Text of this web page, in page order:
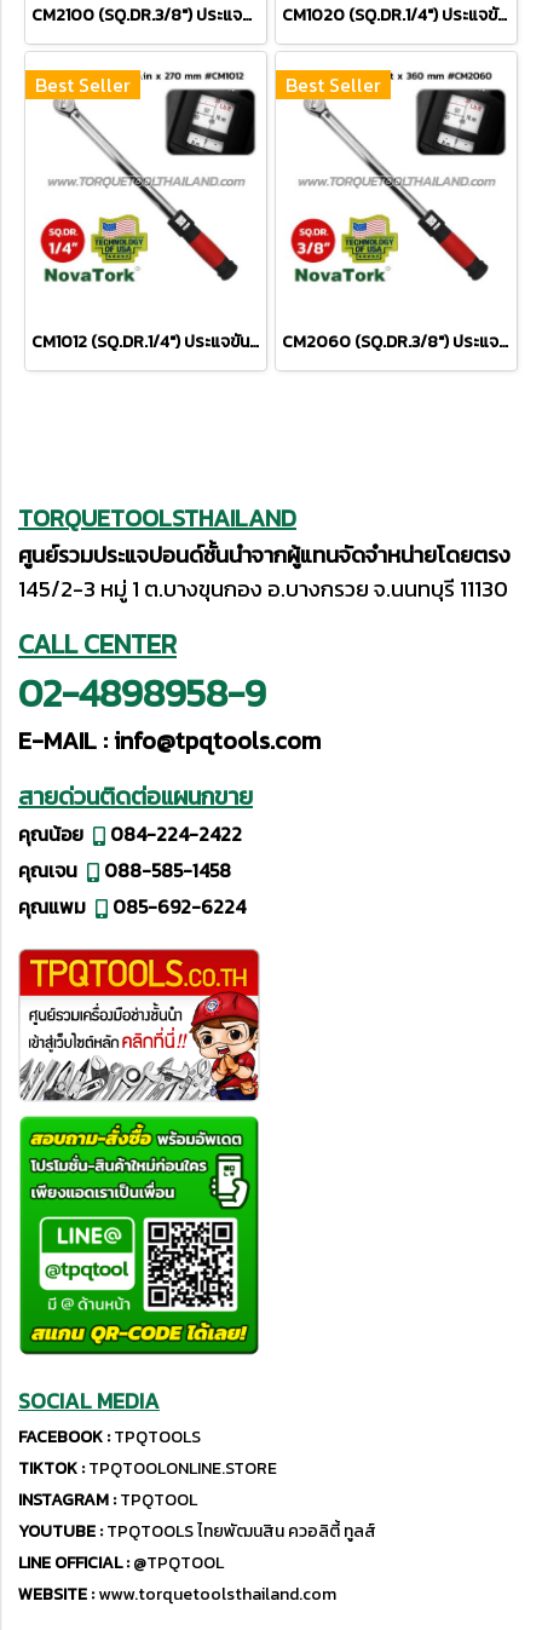
CM2100 (SQ.DR.3/8") ประแจขันปอนด์ 20-100 Nm / 15-75 FT.LBS. CM1020 (SQ.DR.1/4") ประแจขันปอนด์ 4.0-20 Nm / 30-180 IN.LBS.
Best Seller
CM1012 (SQ.DR.1/4") ประแจขันปอนด์ 2.5-12 Nm / 20-105 IN.LBS.
Best Seller
CM2060 (SQ.DR.3/8") ประแจขันปอนด์ 10-60 Nm / 9-45 FT.LBS.
TORQUETOOLSTHAILAND
ศูนย์รวมประแจปอนด์ชั้นนำจากผู้แทนจัดจำหน่ายโดยตรง
145/2-3 หมู่ 1 ต.บางขุนกอง อ.บางกรวย จ.นนทบุรี 11130
CALL CENTER
02-4898958-9
E-MAIL :info@tpqtools.com
สายด่วนติดต่อแผนกขาย
คุณน้อย
084-224-2422
คุณเจน
088-585-1458
คุณแพม
085-692-6224
SOCIAL MEDIA
FACEBOOK :TPQTOOLS
TIKTOK :TPQTOOLONLINE.STORE
INSTAGRAM :TPQTOOL
YOUTUBE :TPQTOOLS ไทยพัฒนสิน ควอลิตี้ ทูลส์
LINE OFFICIAL :@TPQTOOL
WEBSITE :www.torquetoolsthailand.com